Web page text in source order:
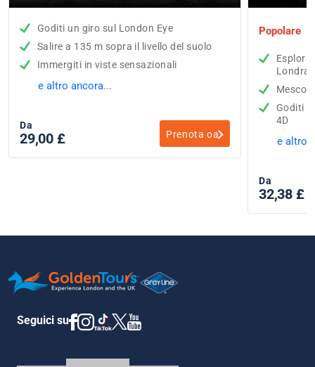
Goditi un giro sul London Eye
Salire a 135 m sopra il livello del suolo
Immergiti in viste sensazionali
e altro ancora...
Da
29,00 £ Prenota oa
Popolare
Esplora
Londra
Goditi
4D
e altro
Da
32,38 £
Seguici su